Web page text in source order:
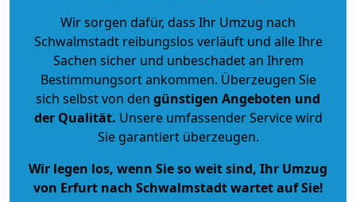
Wir sorgen dafür, dass Ihr Umzug nach
Schwalmstadt reibungslos verläuft und alle Ihre
Sachen sicher und unbeschadet an Ihrem
Bestimmungsort ankommen. Überzeugen Sie
sich selbst von den günstigen Angeboten und
der Qualität. Unsere umfassender Service wird
Sie garantiert überzeugen.
Wir legen los, wenn Sie so weit sind, Ihr Umzug
von Erfurt nach Schwalmstadt wartet auf Sie!